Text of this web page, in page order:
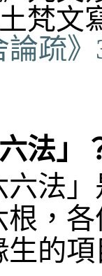
梵文
疏》
法」
法
根，
生的